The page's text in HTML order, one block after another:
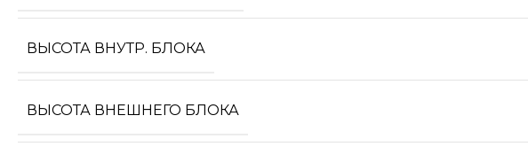
ВЫСОТА ВНУТР. БЛОКА
ВЫСОТА ВНЕШНЕГО БЛОКА